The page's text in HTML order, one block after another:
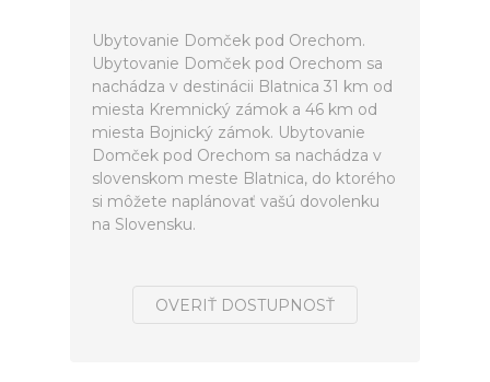
Ubytovanie Domček pod Orechom.
Ubytovanie Domček pod Orechom sa
nachádza v destinácii Blatnica 31 km od
miesta Kremnický zámok a 46 km od
miesta Bojnický zámok. Ubytovanie
Domček pod Orechom sa nachádza v
slovenskom meste Blatnica, do ktorého
si môžete naplánovať vašú dovolenku
na Slovensku.
OVERIŤ DOSTUPNOSŤ